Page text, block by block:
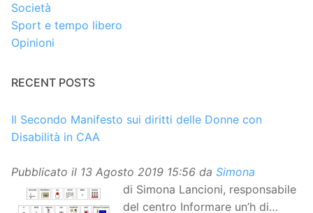
Società
Sport e tempo libero
Opinioni
RECENT POSTS
Il Secondo Manifesto sui diritti delle Donne con
Disabilità in CAA
Pubblicato il 13 Agosto 2019 15:56 da Simona
di Simona Lancioni, responsabile
del centro Informare un’h di